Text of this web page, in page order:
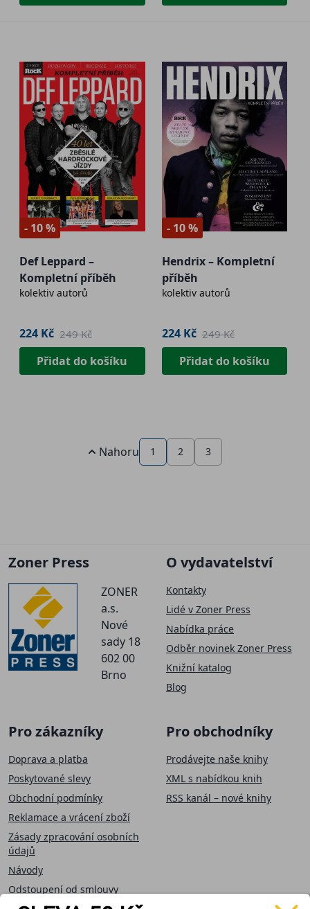
- 10 %
Def Leppard –
Kompletní příběh
kolektiv autorů
224 Kč 249 Kč
Přidat do košíku
- 10 %
Hendrix – Kompletní
příběh
kolektiv autorů
224 Kč 249 Kč
Přidat do košíku
Nahoru 1 2 3
Zoner Press
ZONER
a.s.
Nové
sady 18
602 00
Brno
O vydavatelství
Kontakty
Lidé v Zoner Press
Nabídka práce
Odběr novinek Zoner Press
Knižní katalog
Blog
Pro zákazníky
Doprava a platba
Poskytované slevy
Obchodní podmínky
Reklamace a vrácení zboží
Zásady zpracování osobních
údajů
Návody
Odstoupení od smlouvy
Pro obchodníky
Prodávejte naše knihy
XML s nabídkou knih
RSS kanál – nové knihy